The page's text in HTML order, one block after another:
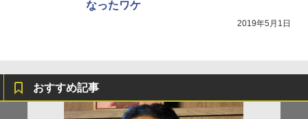
なったワケ
2019年5月1日
おすすめ記事